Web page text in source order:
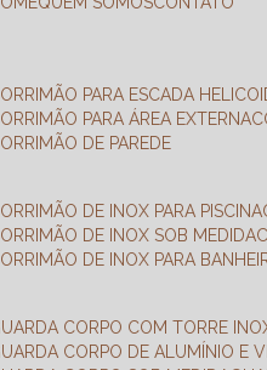
CORRIMÃO PARA ESCADA
CORRIMÃO PARA ÁREA EXTERNA
CORRIMÃO DE PAREDE
CORRIMÃO DE INOX PARA PISCINA
CORRIMÃO DE INOX SOB MEDIDA
CORRIMÃO DE INOX PARA
GUARDA CORPO COM TORRE
GUARDA CORPO DE ALUMÍNIO E